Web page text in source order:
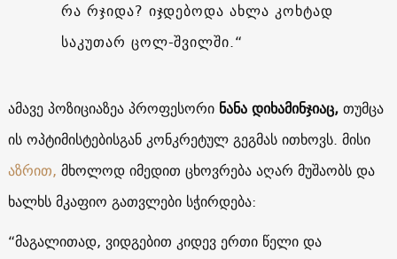
რა რჯიდა? იჯდებოდა ახლა კოხტად
საკუთარ ცოლ-შვილში.“
ამავე პოზიციაზეა პროფესორი ნანა დიხამინჯიაც,თუმცა
ის ოპტიმისტებისგან კონკრეტულ გეგმას ითხოვს. მისი
აზრით, მხოლოდ იმედით ცხოვრება აღარ მუშაობს და
ხალხს მკაფიო გათვლები სჭირდება:
“მაგალითად, ვიდგებით კიდევ ერთი წელი და